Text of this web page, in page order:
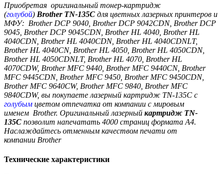
Приобретая оригинальный тонер-картридж
(голубой) Brother TN-135C для цветных лазерных принтеров и
МФУ: Brother DCP 9040, Brother DCP 9042CDN, Brother DCP
9045, Brother DCP 9045CDN, Brother HL 4040, Brother HL
4040CDN, Brother HL 4040CDN, Brother HL 4040CDNLT,
Brother HL 4040CN, Brother HL 4050, Brother HL 4050CDN,
Brother HL 4050CDNLT, Brother HL 4070, Brother HL
4070CDW, Brother MFC 9440, Brother MFC 9440CN, Brother
MFC 9445CDN, Brother MFC 9450, Brother MFC 9450CDN,
Brother MFC 9640CW, Brother MFC 9840, Brother MFC
9840CDW, вы покупаете лазерный картридж TN-135C с
голубым цветом отпечатка от компании с мировым
именем Brother. Оригинальный лазерный картридж TN-
135C позволит напечатать 4000 страниц формата A4.
Наслаждайтесь отменным качеством печати от
компании Brother
Технические характеристики